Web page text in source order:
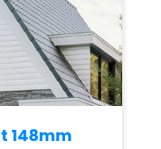
148mm